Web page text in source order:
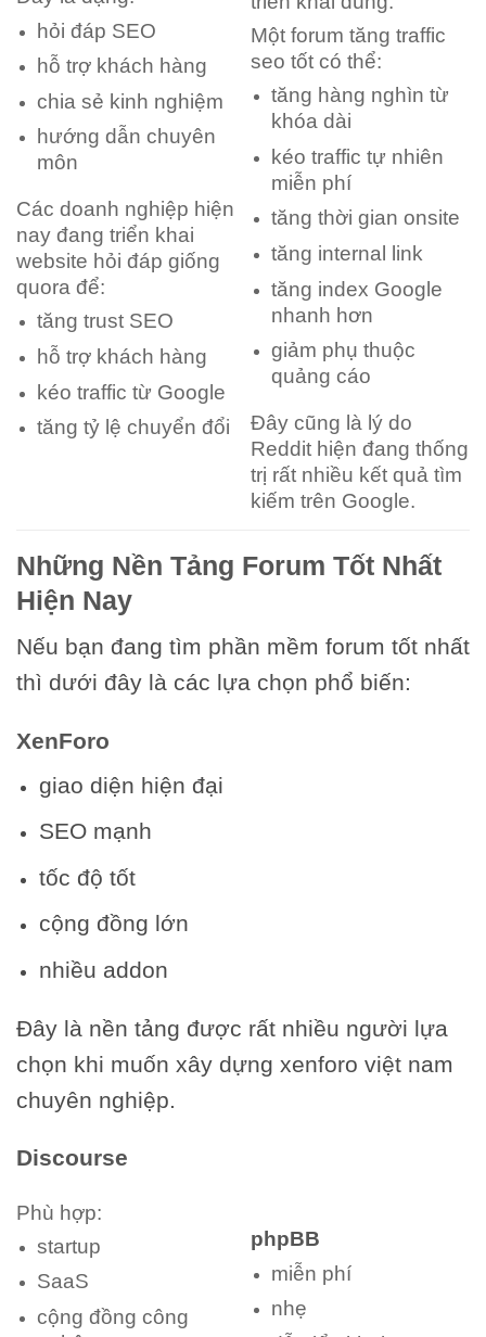
hỏi đáp SEO
hỗ trợ khách hàng
chia sẻ kinh nghiệm
hướng dẫn chuyên
môn
Các doanh nghiệp hiện
nay đang triển khai
website hỏi đáp giống
quora để:
tăng trust SEO
hỗ trợ khách hàng
kéo traffic từ Google
tăng tỷ lệ chuyển đổi
Một forum tăng traffic
seo tốt có thể:
tăng hàng nghìn từ
khóa dài
kéo traffic tự nhiên
miễn phí
tăng thời gian onsite
tăng internal link
tăng index Google
nhanh hơn
giảm phụ thuộc
quảng cáo
Đây cũng là lý do
Reddit hiện đang thống
trị rất nhiều kết quả tìm
kiếm trên Google.
Những Nền Tảng Forum Tốt Nhất
Hiện Nay
Nếu bạn đang tìm phần mềm forum tốt nhất
thì dưới đây là các lựa chọn phổ biến:
XenForo
giao diện hiện đại
SEO mạnh
tốc độ tốt
cộng đồng lớn
nhiều addon
Đây là nền tảng được rất nhiều người lựa
chọn khi muốn xây dựng xenforo việt nam
chuyên nghiệp.
Discourse
Phù hợp:
startup
SaaS
cộng đồng công
phpBB
miễn phí
nhẹ